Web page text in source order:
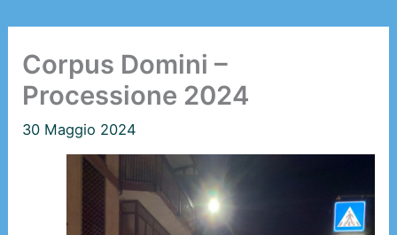
Corpus Domini –
Processione 2024
30 Maggio 2024